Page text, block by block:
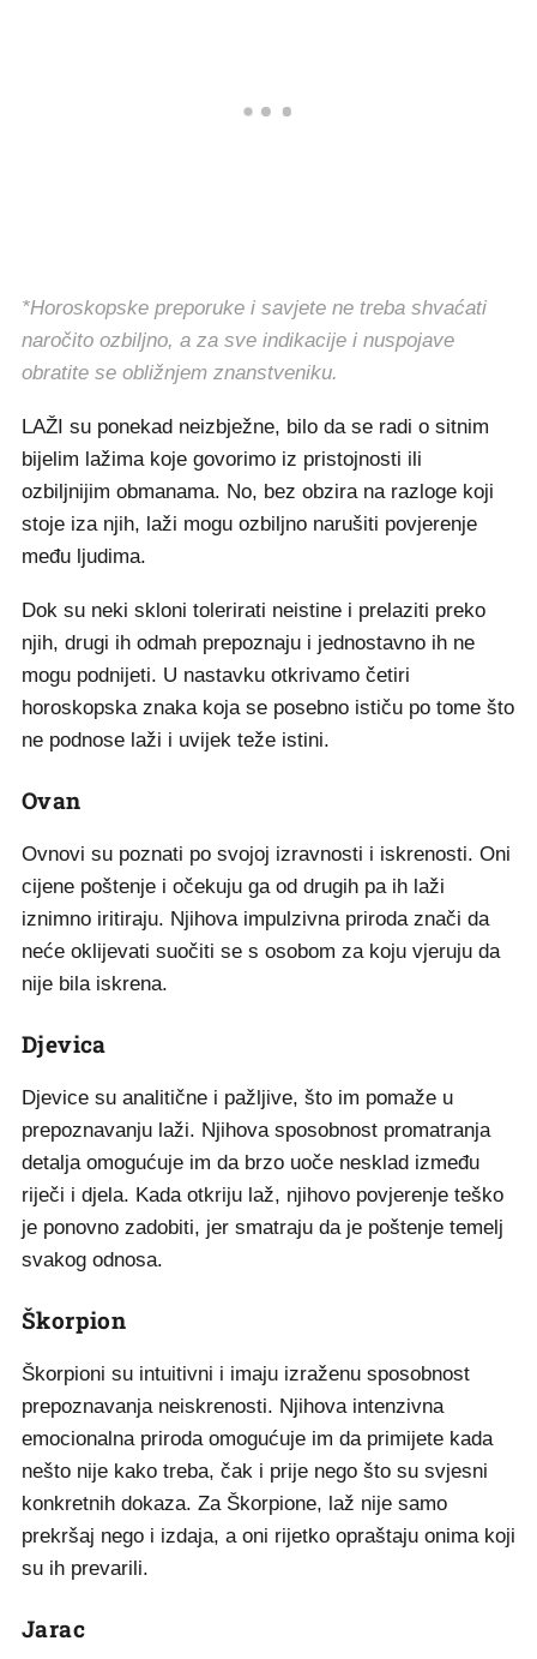
*Horoskopske preporuke i savjete ne treba shvaćati
naročito ozbiljno, a za sve indikacije i nuspojave
obratite se obližnjem znanstveniku.
LAŽI su ponekad neizbježne, bilo da se radi o sitnim
bijelim lažima koje govorimo iz pristojnosti ili
ozbiljnijim obmanama. No, bez obzira na razloge koji
stoje iza njih, laži mogu ozbiljno narušiti povjerenje
među ljudima.
Dok su neki skloni tolerirati neistine i prelaziti preko
njih, drugi ih odmah prepoznaju i jednostavno ih ne
mogu podnijeti. U nastavku otkrivamo četiri
horoskopska znaka koja se posebno ističu po tome što
ne podnose laži i uvijek teže istini.
Ovan
Ovnovi su poznati po svojoj izravnosti i iskrenosti. Oni
cijene poštenje i očekuju ga od drugih pa ih laži
iznimno iritiraju. Njihova impulzivna priroda znači da
neće oklijevati suočiti se s osobom za koju vjeruju da
nije bila iskrena.
Djevica
Djevice su analitične i pažljive, što im pomaže u
prepoznavanju laži. Njihova sposobnost promatranja
detalja omogućuje im da brzo uoče nesklad između
riječi i djela. Kada otkriju laž, njihovo povjerenje teško
je ponovno zadobiti, jer smatraju da je poštenje temelj
svakog odnosa.
Škorpion
Škorpioni su intuitivni i imaju izraženu sposobnost
prepoznavanja neiskrenosti. Njihova intenzivna
emocionalna priroda omogućuje im da primijete kada
nešto nije kako treba, čak i prije nego što su svjesni
konkretnih dokaza. Za Škorpione, laž nije samo
prekršaj nego i izdaja, a oni rijetko opraštaju onima koji
su ih prevarili.
Jarac